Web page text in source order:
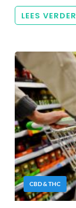
LEES VERDER
CBD & THC